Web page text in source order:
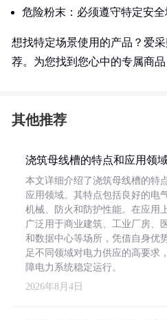
危险粉末：必须遵守特定安全
想找特定场景使用的产品？爱
荐。为您找到您心中的专属商品
其他推荐
浇筑母线槽的特点和应用领
本文详细介绍了浇筑母线槽的特
应用领域。其特点包括良好的电气
机械、防火和防护性能。在应用
广泛用于商业建筑、工业厂房、
和数据中心等场所，凭借自身优
足不同领域对电力供应的高要求
障电力系统稳定运行。
2026年8月4日